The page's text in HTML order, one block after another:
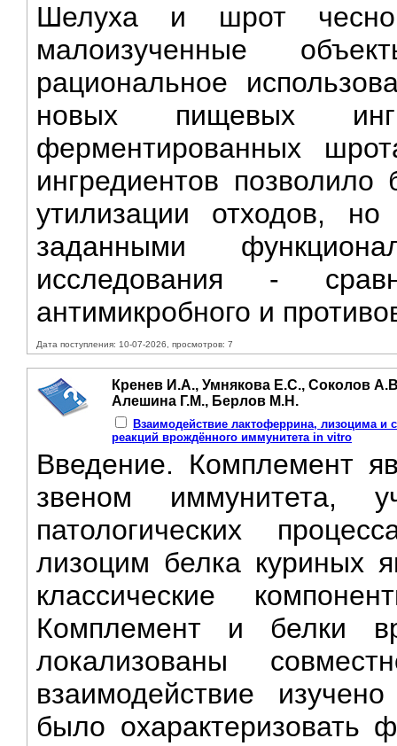
Шелуха и шрот
малоизученные
рациональное
новых пищевых
ферментированных
ингредиентов
утилизации отходов,
заданными
исследования -
антимикробного и
Дата поступления: 10-07-2026, просмотров: 7
Кренев И.А., Умнякова Е.С., Соколов
Алешина Г.М., Берлов М.Н.
Взаимодействие лактоферрина, лизоцима
реакций врождённого иммунитета in vitro
Введение. Комплемент
звеном иммунитета,
патологических
лизоцим белка
классические
Комплемент и белки
локализованы
взаимодействие
было охарактеризовать